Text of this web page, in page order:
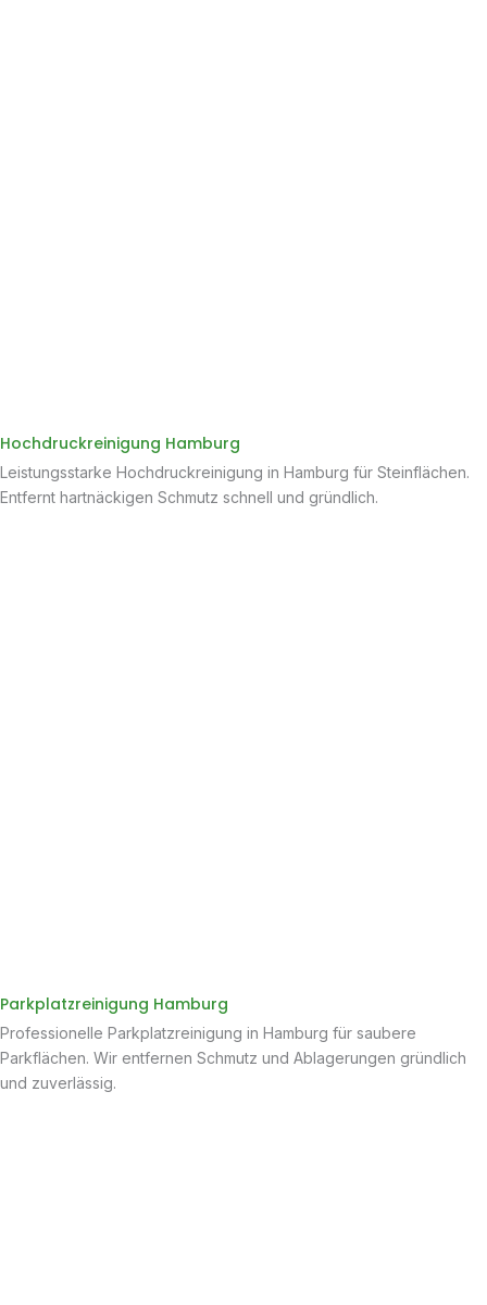
Hochdruckreinigung Hamburg
Leistungsstarke Hochdruckreinigung in Hamburg für Steinflächen.
Entfernt hartnäckigen Schmutz schnell und gründlich.
Parkplatzreinigung Hamburg
Professionelle Parkplatzreinigung in Hamburg für saubere
Parkflächen. Wir entfernen Schmutz und Ablagerungen gründlich
und zuverlässig.